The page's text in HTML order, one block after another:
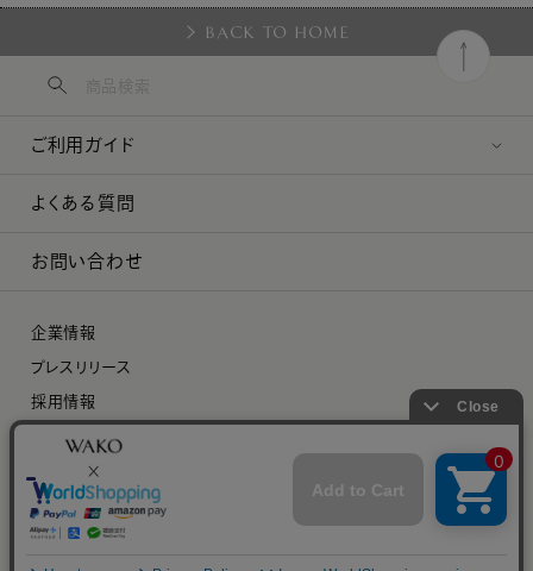
BACK TO HOME
ご利用ガイド
よくある質問
お問い合わせ
企業情報
プレスリリース
採用情報
特定商取引に関する法律に基づく表示
プライバシーポリシー